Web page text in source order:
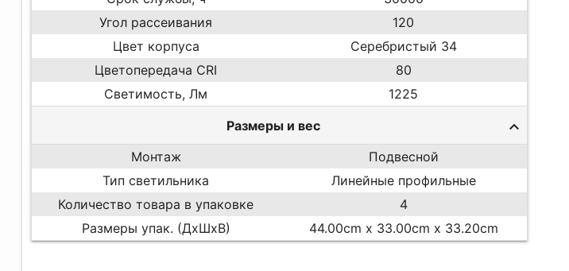
Угол рассеивания
120
Цвет корпуса
Серебристый 34
Цветопередача CRI
80
Светимость, Лм
1225
Размеры и вес
Монтаж
Подвесной
Тип светильника
Линейные профильные
Количество товара в упаковке
4
Размеры упак. (ДхШхВ)
44.00cm x 33.00cm x 33.20cm